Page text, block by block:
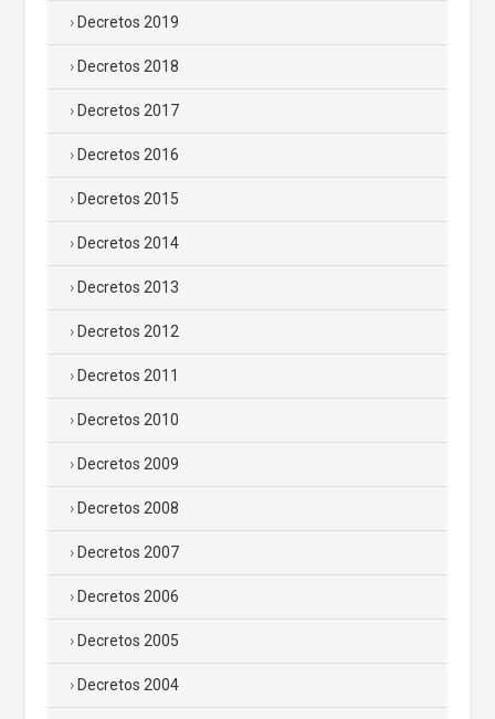
Decretos 2019
Decretos 2018
Decretos 2017
Decretos 2016
Decretos 2015
Decretos 2014
Decretos 2013
Decretos 2012
Decretos 2011
Decretos 2010
Decretos 2009
Decretos 2008
Decretos 2007
Decretos 2006
Decretos 2005
Decretos 2004